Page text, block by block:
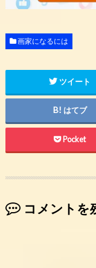
画家になるには
ツイート
はてブ
Pocket
コメントを